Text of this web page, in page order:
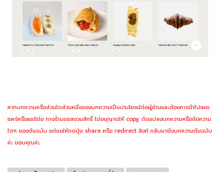
หากบทความหรือส่วนใดส่วนหนึ่งของบทความเป็นประโยชน์ต่อผู้อ่านและต้องการนำไปเผย
แพร่หรือแชร์ต่อ ทางร้านขอสงวนสิทธิ์ ไม่อนุญาตให้ copy, ดัดแปลงบทความหรือข้อความ
ใดๆ ของต้นฉบับ แต่ขอให้กดปุ่ม share หรือ redirect ลิงก์ กลับมายังบทความต้นฉบับ
ค่ะ ขอบคุณค่ะ